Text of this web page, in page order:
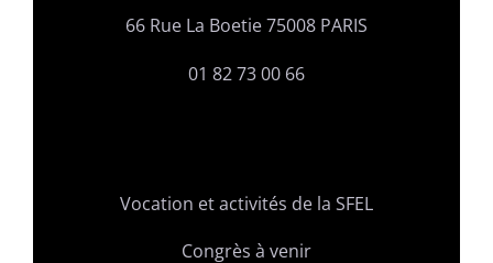
66 Rue La Boetie 75008 PARIS
01 82 73 00 66
Vocation et activités de la SFEL
Congrès à venir